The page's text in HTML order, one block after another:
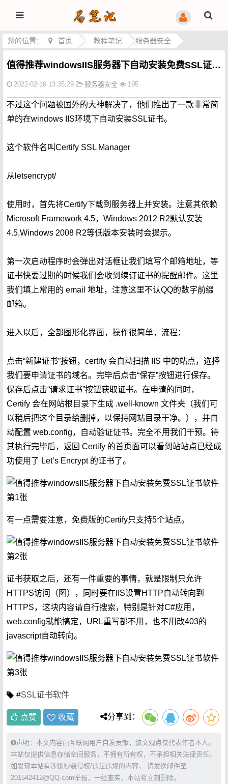
您的位置： 首页 > 教程笔记 > 服务器安全
值得推荐windowsIIS服务器下自动安装免费SSL证书软件
2022-02-16 13:35:29 服务器安全 195
不过这个问题被国外的大神解决了，他们推出了一款非常简
单的在windows IIS环境下自动安装SSL证书。
这个软件名叫Certify SSL Manager
从letsencrypt/
使用时，首先将Certify下载到服务器上并安装。注意其依赖
Microsoft Framework 4.5，Windows 2012 R2默认安装
4.5,Windows 2008 R2等低版本安装时会提示。
第一次启动程序时会弹出对话框让我们填写个邮箱地址，等
证书快要过期的时候我们会收到续订证书的提醒邮件。这里
我们填上常用的 email 地址，注意这里不认QQ的数字前缀
邮箱。
进入以后，全部图形化界面，操作很简单，流程：
点击“新建证书”按钮，certify 会自动扫描 IIS 中的站点，选择
我们要申请证书的域名。完毕后点击“保存”按钮进行保存。
保存后点击“请求证书”按钮获取证书。在申请的同时，
Certify 会在网站根目录下生成 .well-known 文件夹（我们可
以稍后把这个目录给删掉，以保持网站目录干净。），并自
动配置 web.config，自动验证证书。完全不用我们干预。待
其执行完毕后，返回 Certify 的首页面可以看到站站点已经成
功使用了 Let’s Encrypt 的证书了。
有一点需要注意，免费版的Certify只支持5个站点。
证书获取之后，还有一件重要的事情，就是限制只允许
HTTPS访问（图），同时要在IIS设置HTTP自动转向到
HTTPS，这块内容请自行搜索，特别是针对C#应用，
web.config就能搞定，URL重写都不用，也不用改403的
javascript自动转向。
#SSL证书软件
点赞 收藏 分享到：
声明：本文内容由互联网用户自发贡献，该文观点仅代表作者本人。
本站仅提供信息存储空间服务，不拥有所有权，不承担相关法律责任。
如发现本站有涉嫌抄袭侵权/违法违规的内容， 请发送邮件至
201542412@QQ.com举报，一经查实，本站将立刻删除。